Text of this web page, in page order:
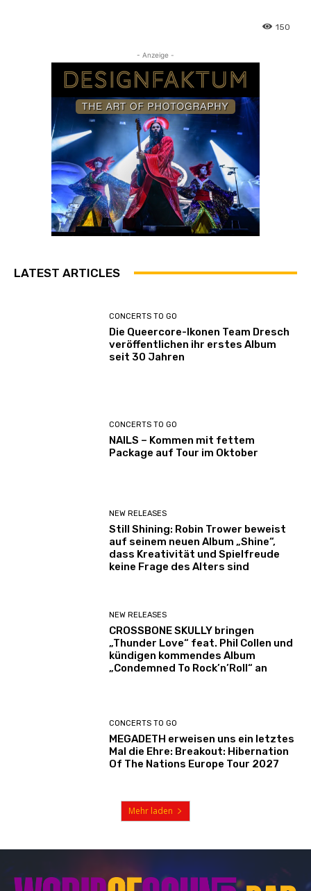
150
- Anzeige -
LATEST ARTICLES
CONCERTS TO GO
Die Queercore-Ikonen Team Dresch
veröffentlichen ihr erstes Album
seit 30 Jahren
CONCERTS TO GO
NAILS – Kommen mit fettem
Package auf Tour im Oktober
NEW RELEASES
Still Shining: Robin Trower beweist
auf seinem neuen Album „Shine“,
dass Kreativität und Spielfreude
keine Frage des Alters sind
NEW RELEASES
CROSSBONE SKULLY bringen
„Thunder Love“ feat. Phil Collen und
kündigen kommendes Album
„Condemned To Rock’n’Roll“ an
CONCERTS TO GO
MEGADETH erweisen uns ein letztes
Mal die Ehre: Breakout: Hibernation
Of The Nations Europe Tour 2027
Mehr laden